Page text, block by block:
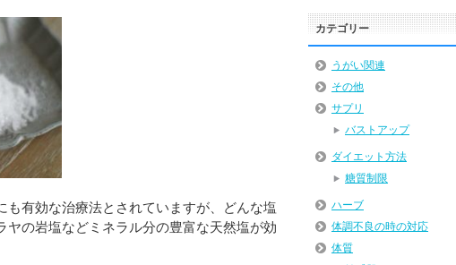
も有効な治療法とされていますが、どんな塩
ヤの岩塩などミネラル分の豊富な天然塩が効
カテゴリー
うがい関連
その他
サプリ
バストアップ
ダイエット方法
糖質制限
ハーブ
体調不良の時の対応
体質